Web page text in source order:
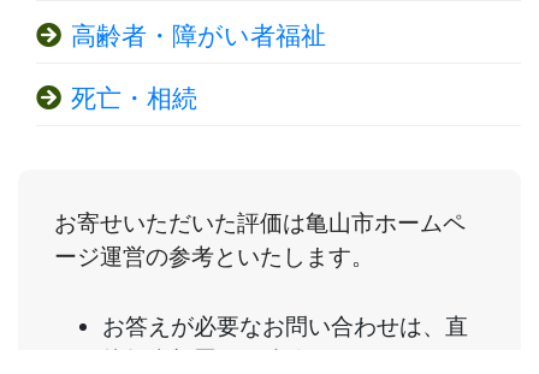
高齢者・障がい者福祉
死亡・相続